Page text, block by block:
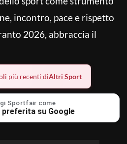
incontro, pace e rispetto
2026, abbraccia il
più recenti diAltri Sport
Sportfair come
preferita su Google